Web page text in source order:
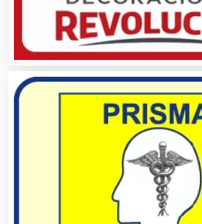
Asesoría Fiscal
Asilos
Asociaciones Civiles
Asociaciones Empresariales